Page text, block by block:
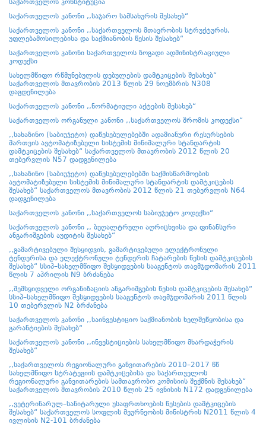
საქართველოს კონსტიტუცია
საქართველოს კანონი ,,საჯარო სამსახურის შესახებ“
საქართველოს კანონი ,,საქართველოს მთავრობის სტრუქტურის,
უფლებამოსილებისა და საქმიანობის წესის შესახებ“
საქართველოს კანონი საქართველოს ზოგადი ადმინისტრაციული
კოდექსი
სახელმწიფო რწმუნებულის დებულების დამტკიცების შესახებ“
საქართველოს მთავრობის 2013 წლის 29 ნოემბრის N308
დაგდენილება
საქართველოს კანონი ,,ნორმატიული აქტების შესახებ“
საქართველოს ორგანული კანონი ,,საქართველოს შრომის კოდექსი“
,,სახაზინო (საბიუჯეტო) დაწესებულებებში ადამიანური რესურსების
მართვის ავტომატიზებული სისტემის მინიმალური სტანდარტის
დამტკიცების შესახებ“ საქართველოს მთავრობის 2012 წლის 20
თებერვლის N57 დადგენილება
,,სახაზინო (საბიუჯეტო) დაწესებულებებში საქმისწარმოების
ავტომატიზებული სისტემის მინიმალური სტანდარტის დამტკიცების
შესახებ“ საქართველოს მთავრობის 2012 წლის 21 თებერვლის N64
დადგენილება
საქართველოს კანონი ,,საქართველოს საბიუჯეტო კოდექსი“
საქართველოს კანონი ,, ბუღალტრული აღრიცხვისა და ფინანსური
ანგარიშგების აუდიტის შესახებ“
,,გამარტივებული შესყიდვის, გამარტივებული ელექტრონული
ტენდერისა და ელექტრონული ტენდერის ჩატარების წესის დამტკიცების
შესახებ“ სსიპ–სახელმწიფო შესყიდვების სააგენტოს თავმჯდომარის 2011
წლის 7 აპრილის N9 ბრძანება
,,შემსყიდველი ორგანიზაციის ანგარიშგების წესის დამტკიცების შესახებ“
სსიპ–სახელმწიფო შესყიდვების სააგენტოს თავმჯდომარის 2011 წლის
10 თებერვლის N2 ბრძანება
საქართველოს კანონი ,,საინვესტიციო საქმიანობის ხელშეწყობისა და
გარანტიების შესახებ“
საქართველოს კანონი ,,ინვესტიციების სახელმწიფო მხარდაჭერის
შესახებ“
,,საქართველოს რეგიონალური განვითარების 2010–2017 წწ
სახელმწიფო სტრატეგიის დამტკიცებისა და საქართველოს
რეგიონალური განვითარების სამთავრობო კომისიის შექმნის შესახებ“
საქართველოს მთავრობის 2010 წლის 25 ივნისის N172 დადგენილება
,,ვეტერინარულ–სანიტარული უსაფრთხოების წესების დამტკიცების
შესახებ“ საქართველოს სოფლის მეურნეობის მინისტრის N2011 წლის 4
ივლისის N2-101 ბრძანება